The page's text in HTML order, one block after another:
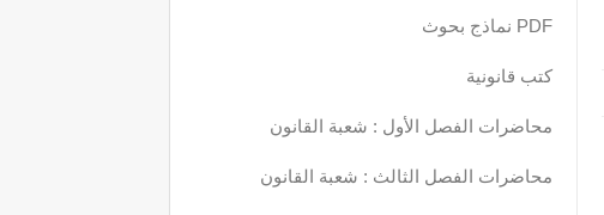
PDF نماذج بحوث
كتب قانونية
محاضرات الفصل الأول : شعبة القانون
محاضرات الفصل الثالث : شعبة القانون